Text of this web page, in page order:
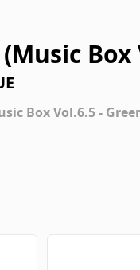
Box
Box Vol.6.5 -